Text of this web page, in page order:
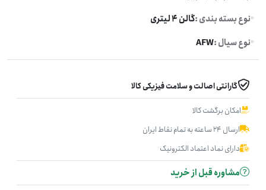
نوع بسته بندی :گالن 4 لیتری
نوع سیال :AFW
گارانتی اصالت و سلامت فیزیکی کالا
امکان برگشت کالا
ارسال ۲۴ ساعته به تمام نقاط ایران
دارای نماد اعتماد الکترونیک
مشاوره قبل از خرید